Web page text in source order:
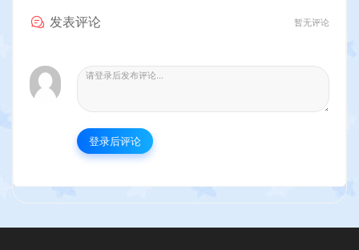
发表评论 暂无评论
登录后评论